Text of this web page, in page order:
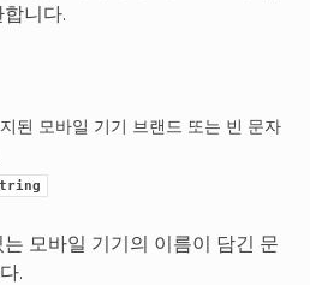
니다.
된 모바일 기기 브랜드 또는 빈 문자
모바일 기기의 이름이 담긴 문
.